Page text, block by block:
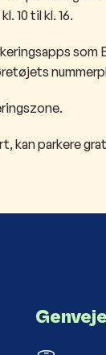
10 til kl. 16.
som
kan parkere
Genveje